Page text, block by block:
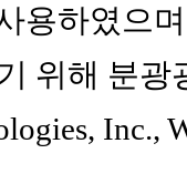
용하였으
위해 분광
Inc.,